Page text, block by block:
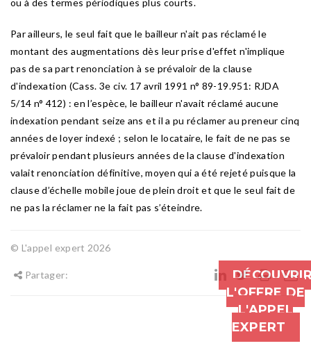
ou à des termes périodiques plus courts.
Par ailleurs, le seul fait que le bailleur n'ait pas réclamé le
montant des augmentations dès leur prise d'effet n'implique
pas de sa part renonciation à se prévaloir de la clause
d'indexation (Cass. 3e civ. 17 avril 1991 n° 89-19.951: RJDA
5/14 n° 412) : en l’espèce, le bailleur n'avait réclamé aucune
indexation pendant seize ans et il a pu réclamer au preneur cinq
années de loyer indexé ; selon le locataire, le fait de ne pas se
prévaloir pendant plusieurs années de la clause d'indexation
valait renonciation définitive, moyen qui a été rejeté puisque la
clause d’échelle mobile joue de plein droit et que le seul fait de
ne pas la réclamer ne la fait pas s’éteindre.
© L'appel expert 2026
Partager:
L'OFFRE DE
L'APPEL
EXPERT